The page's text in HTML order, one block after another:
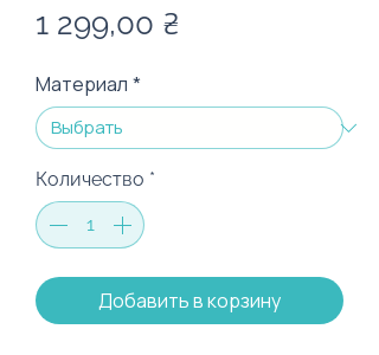
1 299,00 ₴
Материал *
Количество *
Добавить в корзину